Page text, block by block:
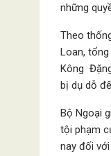
những
Theo
Loan,
Kông
bị dụ dỗ
Bộ Ngoại
tội phạm
nay đối